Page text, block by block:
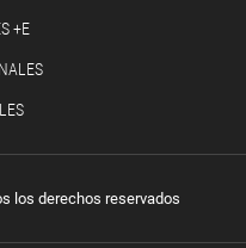
+E
los derechos reservados